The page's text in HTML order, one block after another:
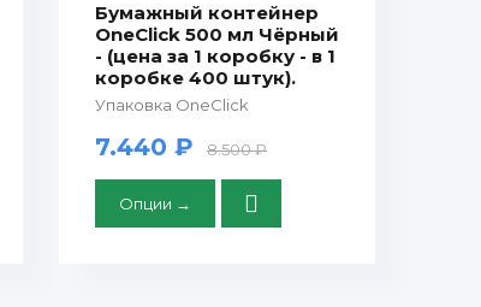
Бумажный контейнер
OneClick 500 мл Чёрный
- (цена за 1 коробку - в 1
коробке 400 штук).
Упаковка OneClick
7.440 ₽ 8.500 ₽
Опции →